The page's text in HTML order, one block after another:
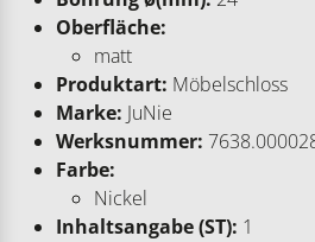
Oberfläche:
matt
Produktart: Möbelschloss
Marke: JuNie
Werksnummer:
Farbe:
Nickel
Inhaltsangabe (ST): 1